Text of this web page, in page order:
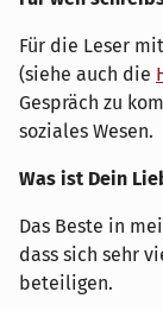
Für die Leser
(siehe auch die
Gespräch zu
soziales Wesen.
Was ist Dein
Das Beste in
dass sich sehr
beteiligen.